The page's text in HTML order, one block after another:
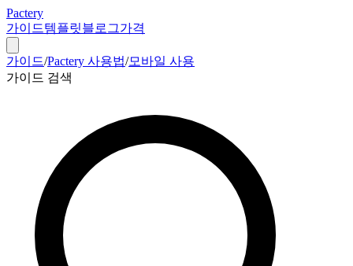
Pactery
가이드템플릿블로그가격
가이드/Pactery 사용법/모바일 사용
가이드 검색